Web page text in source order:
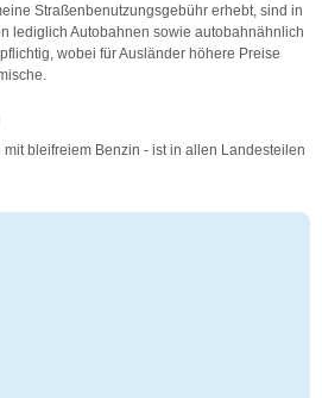
Straßenbenutzungsgebühr erhebt, sind in
lediglich Autobahnen sowie autobahnähnlich
wobei für Ausländer höhere Preise
bleifreiem Benzin - ist in allen Landesteilen